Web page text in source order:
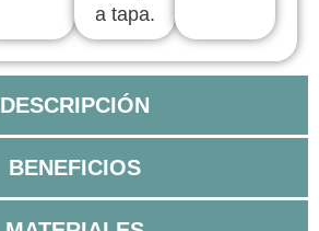
DESCRIPCIÓN
BENEFICIOS
a tapa.